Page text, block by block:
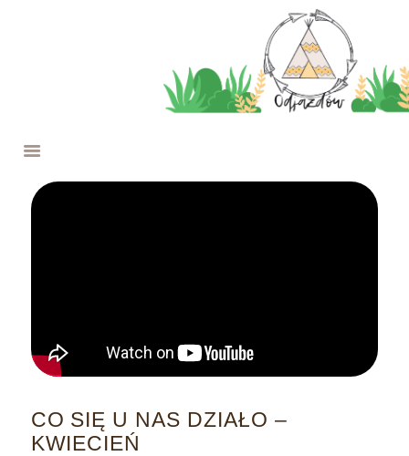
W ROKU SZKOLNYM
WYPRAWY
OFERTA
CO SIĘ U NAS DZIAŁO –
KWIECIEŃ